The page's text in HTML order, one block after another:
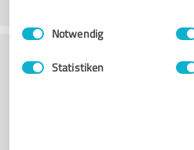
Impressum
Einwilligungsauswahl
Notwendig
Statistiken